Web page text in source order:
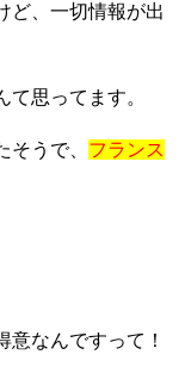
ど、一切情報が出
思ってます。
うで、 フランス
意なんですって！